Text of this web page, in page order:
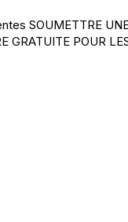
SOUMETTRE
GRATUITE POUR